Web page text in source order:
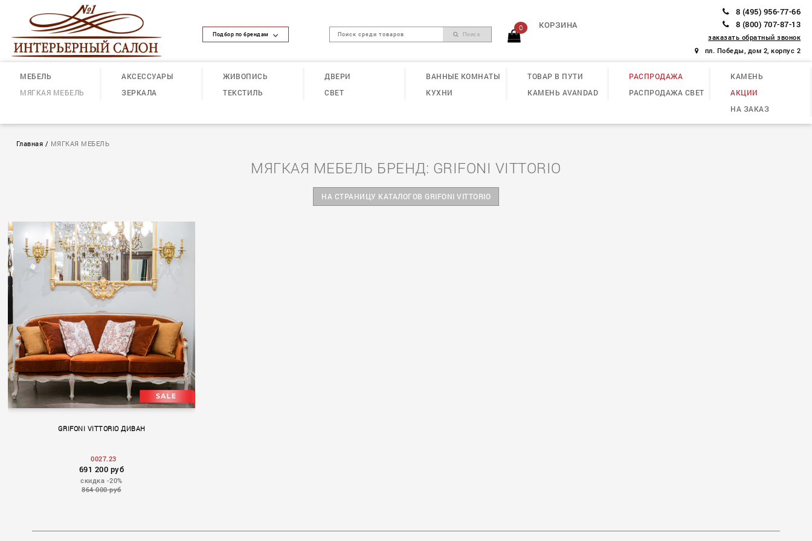
Подбор по брендам Поиск
0 КОРЗИНА
8 (495) 956-77-66
8 (800) 707-87-13
заказать обратный звонок
пл. Победы, дом 2, корпус 2
МЕБЕЛЬ
МЯГКАЯ МЕБЕЛЬ
АКСЕССУАРЫ
ЗЕРКАЛА
ЖИВОПИСЬ
ТЕКСТИЛЬ
ДВЕРИ
СВЕТ
ВАННЫЕ КОМНАТЫ
КУХНИ
ТОВАР В ПУТИ
КАМЕНЬ AVANDAD
РАСПРОДАЖА
РАСПРОДАЖА СВЕТ
КАМЕНЬ
АКЦИИ
НА ЗАКАЗ
Главная / МЯГКАЯ МЕБЕЛЬ
МЯГКАЯ МЕБЕЛЬ БРЕНД: GRIFONI VITTORIO
НА СТРАНИЦУ КАТАЛОГОВ GRIFONI VITTORIO
GRIFONI VITTORIO ДИВАН
0027.23
691 200 руб
скидка -20%
864 000 руб